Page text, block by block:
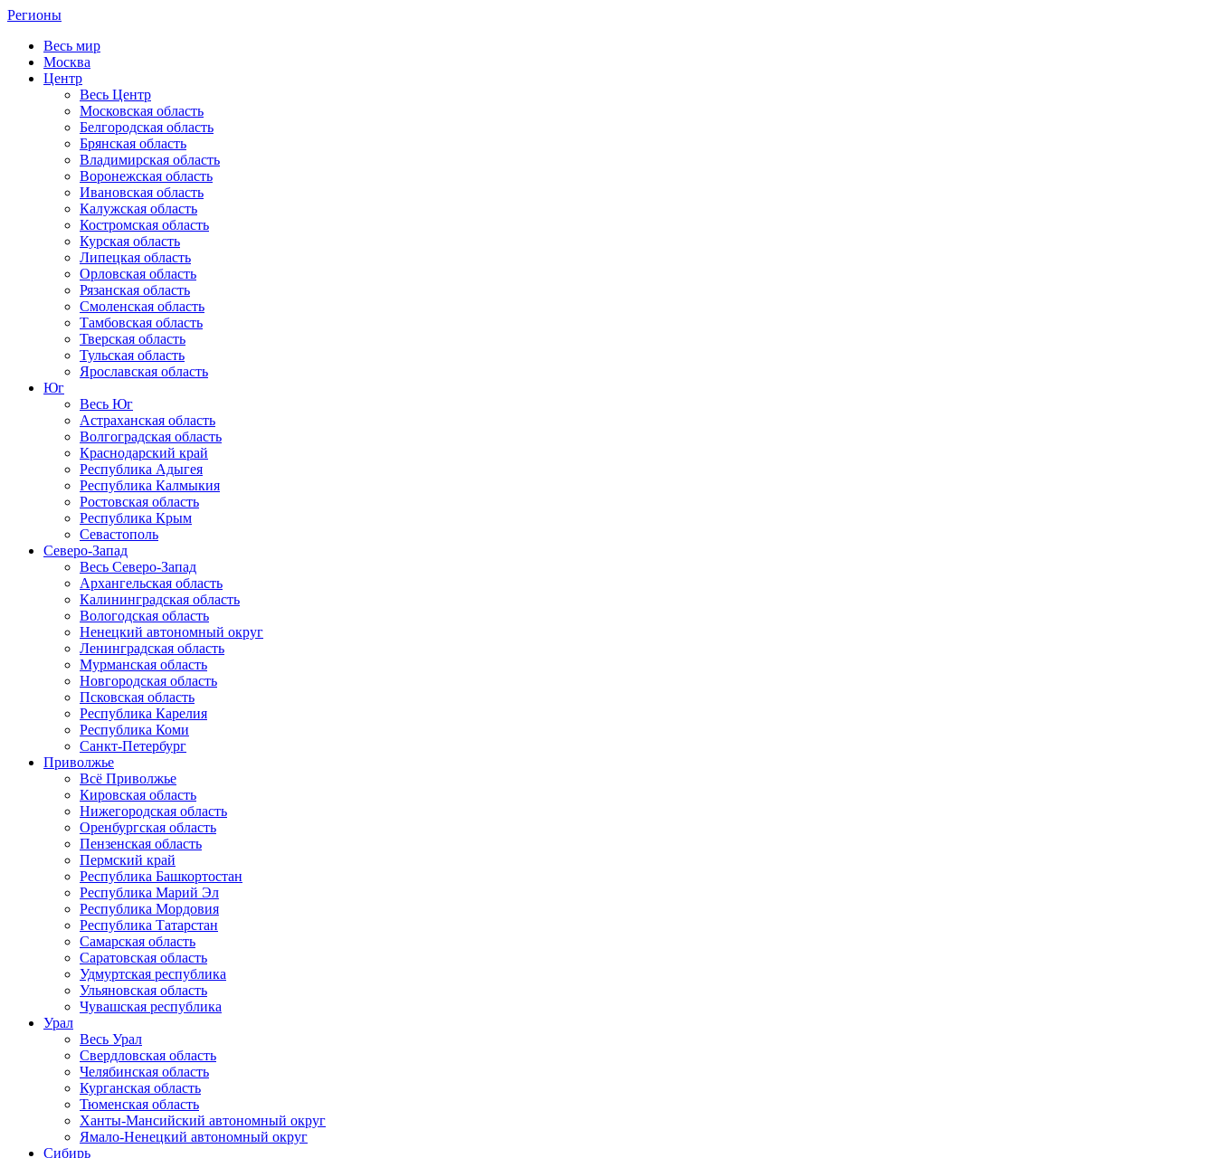
Регионы
Весь мир
Москва
Центр
Весь Центр
Московская область
Белгородская область
Брянская область
Владимирская область
Воронежская область
Ивановская область
Калужская область
Костромская область
Курская область
Липецкая область
Орловская область
Рязанская область
Смоленская область
Тамбовская область
Тверская область
Тульская область
Ярославская область
Юг
Весь Юг
Астраханская область
Волгоградская область
Краснодарский край
Республика Адыгея
Республика Калмыкия
Ростовская область
Республика Крым
Севастополь
Северо-Запад
Весь Северо-Запад
Архангельская область
Калининградская область
Вологодская область
Ненецкий автономный округ
Ленинградская область
Мурманская область
Новгородская область
Псковская область
Республика Карелия
Республика Коми
Санкт-Петербург
Приволжье
Всё Приволжье
Кировская область
Нижегородская область
Оренбургская область
Пензенская область
Пермский край
Республика Башкортостан
Республика Марий Эл
Республика Мордовия
Республика Татарстан
Самарская область
Саратовская область
Удмуртская республика
Ульяновская область
Чувашская республика
Урал
Весь Урал
Свердловская область
Челябинская область
Курганская область
Тюменская область
Ханты-Мансийский автономный округ
Ямало-Ненецкий автономный округ
Сибирь